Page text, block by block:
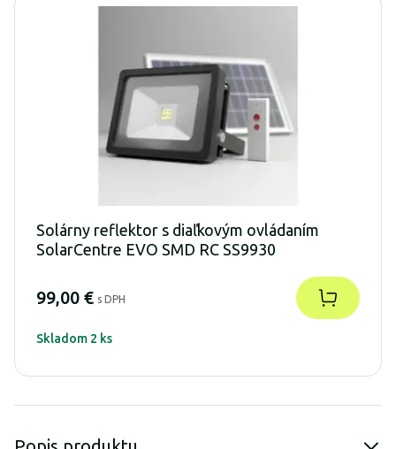
Solárny reflektor s diaľkovým ovládaním
SolarCentre EVO SMD RC SS9930
99,00 € s DPH
Skladom 2 ks